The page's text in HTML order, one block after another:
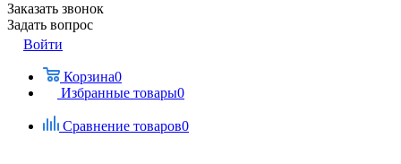
Заказать звонок
Задать вопрос
Войти
Корзина0
Избранные товары0
Сравнение товаров0